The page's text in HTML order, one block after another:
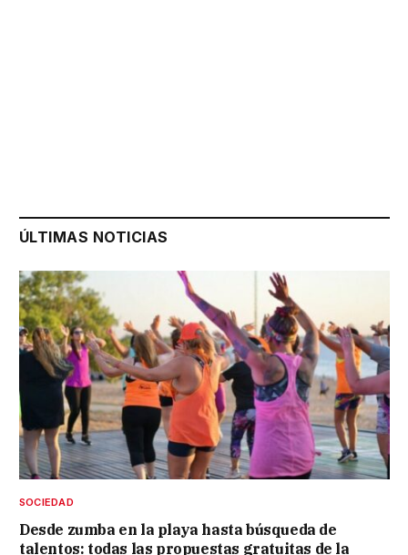
ÚLTIMAS NOTICIAS
SOCIEDAD
Desde zumba en la playa hasta búsqueda de
talentos: todas las propuestas gratuitas de la